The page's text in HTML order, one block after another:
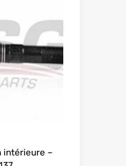
intérieure –